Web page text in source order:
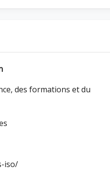
des formations et du
iso/